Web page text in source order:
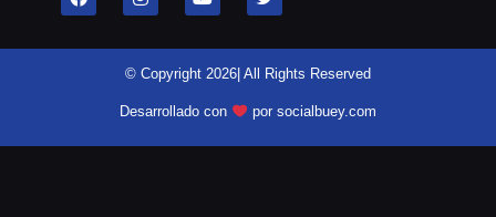
© Copyright 2026| All Rights Reserved
Desarrollado con por socialbuey.com